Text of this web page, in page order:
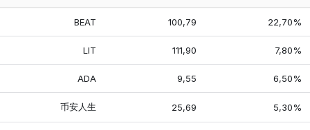
BEAT 100,79 22,70%
LIT 111,90 7,80%
ADA 9,55 6,50%
币安人生 25,69 5,30%